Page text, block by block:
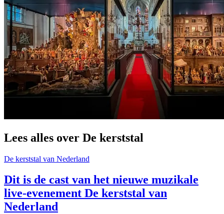
Lees alles over De kerststal
De kerststal van Nederland
Dit is de cast van het nieuwe muzikale
live-evenement De kerststal van
Nederland